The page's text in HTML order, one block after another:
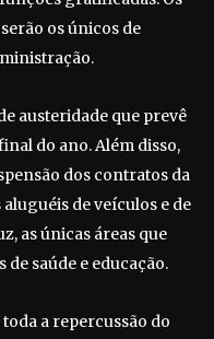
os únicos de
austeridade que prevê
do ano. Além disso,
dos contratos da
de veículos e de
as únicas áreas que
de saúde e educação.
a repercussão do